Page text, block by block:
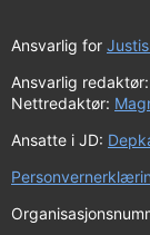
Ansvarlig for
Ansvarlig redaktør:
Nettredaktør:
Ansatte i JD: